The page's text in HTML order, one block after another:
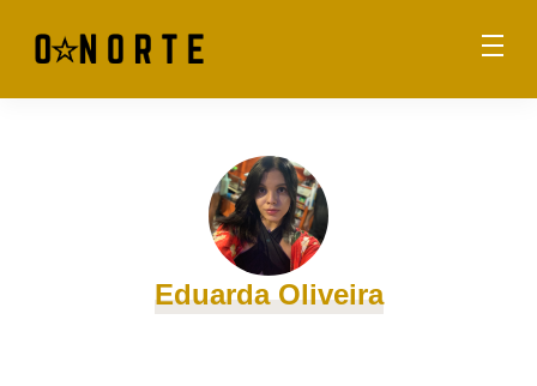
Eduarda Oliveira